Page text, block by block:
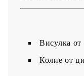
Висулка
Колие от